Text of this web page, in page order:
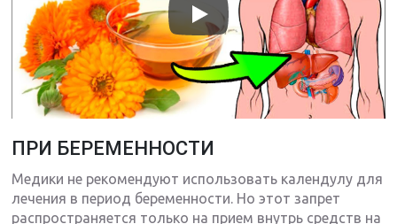
ПРИ БЕРЕМЕННОСТИ
Медики не рекомендуют использовать календулу для
лечения в период беременности. Но этот запрет
распространяется только на прием внутрь средств на